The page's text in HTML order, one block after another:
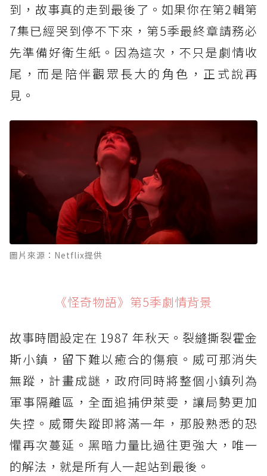
到，故事真的走到最後了。如果你在第2輯第
7集已經哭到停不下來，第5季最終章請務必
先準備好衛生紙。因為這次，不只是劇情收
尾，而是陪伴觀眾長大的角色，正式說再
見。
圖片來源：Netflix提供
《怪奇物語》第5季劇情背景
故事時間設定在 1987 年秋天。裂縫撕裂霍金
斯小鎮，留下難以癒合的傷痕。威可那消失
無蹤，計畫成謎，政府同時將整個小鎮列為
軍事隔離區，全面追捕伊萊雯，讓局勢更加
失控。威爾失蹤即將滿一年，那股熟悉的恐
懼再次蔓延。黑暗力量比過往更強大，唯一
的解法，就是所有人一起站到最後。